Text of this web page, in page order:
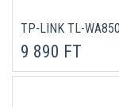
TP-LINK TL-
9 890 FT